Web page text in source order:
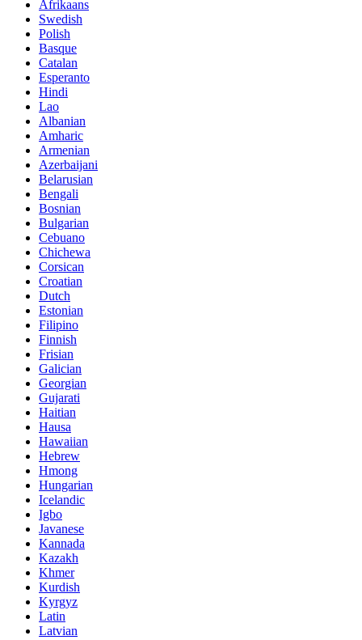
Afrikaans
Swedish
Polish
Basque
Catalan
Esperanto
Hindi
Lao
Albanian
Amharic
Armenian
Azerbaijani
Belarusian
Bengali
Bosnian
Bulgarian
Cebuano
Chichewa
Corsican
Croatian
Dutch
Estonian
Filipino
Finnish
Frisian
Galician
Georgian
Gujarati
Haitian
Hausa
Hawaiian
Hebrew
Hmong
Hungarian
Icelandic
Igbo
Javanese
Kannada
Kazakh
Khmer
Kurdish
Kyrgyz
Latin
Latvian